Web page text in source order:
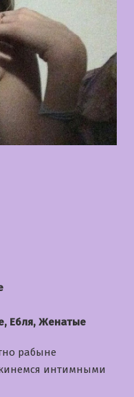
Ебля, Женатые
рабыне
интимными